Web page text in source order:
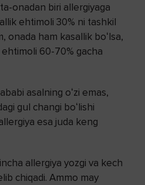
onadan biri allergiyaga
ehtimoli 30% ni tashkil
onada ham kasallik boʻlsa,
60-70% gacha
asalning oʻzi emas,
gul changi boʻlishi
esa juda keng
allergiya yozgi va kech
chiqadi. Ammo may